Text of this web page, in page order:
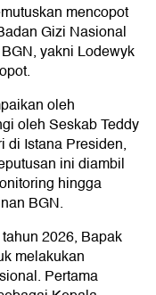
mencopot
Gizi Nasional
yakni Lodewyk
oleh
oleh Seskab Teddy
di Istana Presiden,
ini diambil
hingga
BGN.
2026, Bapak
melakukan
Pertama